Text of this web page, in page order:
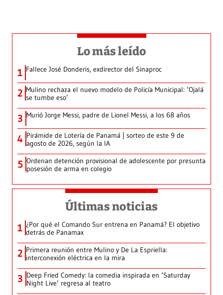
Lo más leído
1 Fallece José Donderis, exdirector del Sinaproc
2 Mulino rechaza el nuevo modelo de Policía Municipal: ‘Ojalá
se tumbe eso’
3 Murió Jorge Messi, padre de Lionel Messi, a los 68 años
4 Pirámide de Lotería de Panamá | sorteo de este 9 de
agosto de 2026, según la IA
5 Ordenan detención provisional de adolescente por presunta
posesión de arma en colegio
Últimas noticias
1 ¿Por qué el Comando Sur entrena en Panamá? El objetivo
detrás de Panamax
2 Primera reunión entre Mulino y De La Espriella:
interconexión eléctrica en la mira
3 Deep Fried Comedy: la comedia inspirada en ‘Saturday
Night Live’ regresa al teatro